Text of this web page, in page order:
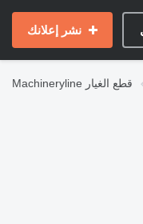
نشر إعلانك
Machineryline قطع الغيار